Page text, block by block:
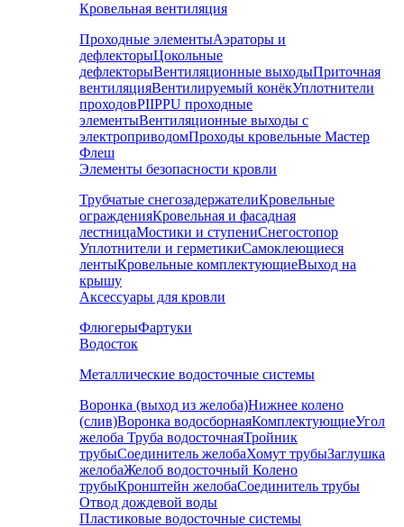
Кровельная вентиляция
Проходные элементыАэраторы и
дефлекторыЦокольные
дефлекторыВентиляционные выходыПриточная
вентиляцияВентилируемый конёкУплотнители
проходовPIIPPU проходные
элементыВентиляционные выходы с
электроприводомПроходы кровельные Мастер
Флеш
Элементы безопасности кровли
Трубчатые снегозадержателиКровельные
огражденияКровельная и фасадная
лестницаМостики и ступениСнегостопор
Уплотнители и герметикиСамоклеющиеся
лентыКровельные комплектующиеВыход на
крышу
Аксессуары для кровли
ФлюгерыФартуки
Водосток
Металлические водосточные системы
Воронка (выход из желоба)Нижнее колено
(слив)Воронка водосборнаяКомплектующиеУгол
желоба Труба водосточнаяТройник
трубыСоединитель желобаХомут трубыЗаглушка
желобаЖелоб водосточный Колено
трубыКронштейн желобаСоединитель трубы
Отвод дождевой воды
Пластиковые водосточные системы